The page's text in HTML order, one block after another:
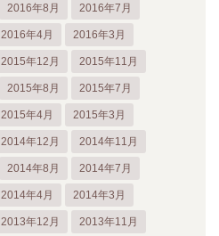
2016年8月 2016年7月
2016年4月 2016年3月
2015年12月 2015年11月
2015年8月 2015年7月
2015年4月 2015年3月
2014年12月 2014年11月
2014年8月 2014年7月
2014年4月 2014年3月
2013年12月 2013年11月